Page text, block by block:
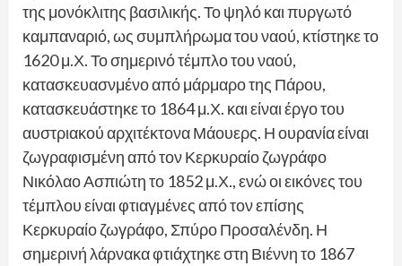
της μονόκλιτης βασιλικής. Το ψηλό και πυργωτό
καμπαναριό, ως συμπλήρωμα του ναού, κτίστηκε το
1620 μ.Χ. Το σημερινό τέμπλο του ναού,
κατασκευασνμένο από μάρμαρο της Πάρου,
κατασκευάστηκε το 1864 μ.Χ. και είναι έργο του
αυστριακού αρχιτέκτονα Μάουερς. Η ουρανία είναι
ζωγραφισμένη από τον Κερκυραίο ζωγράφο
Νικόλαο Ασπιώτη το 1852 μ.Χ., ενώ οι εικόνες του
τέμπλου είναι φτιαγμένες από τον επίσης
Κερκυραίο ζωγράφο, Σπύρο Προσαλένδη. Η
σημερινή λάρνακα φτιάχτηκε στη Βιέννη το 1867